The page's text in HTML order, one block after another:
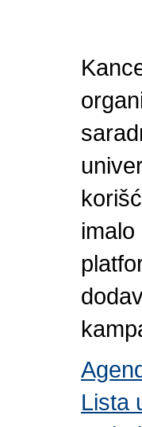
Lista